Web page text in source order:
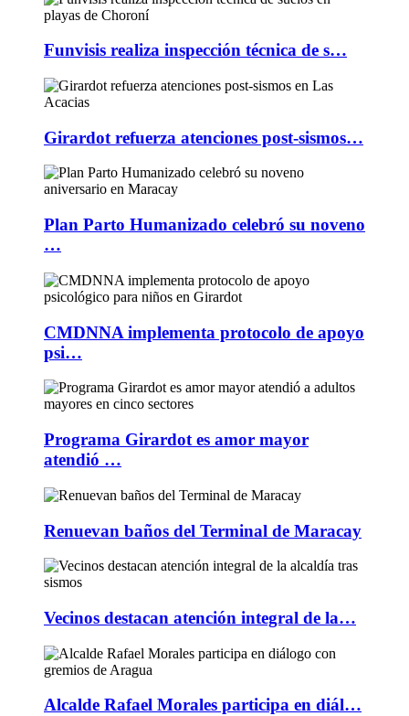
Funvisis realiza inspección técnica de s…
Girardot refuerza atenciones post-sismos…
Plan Parto Humanizado celebró su noveno
…
CMDNNA implementa protocolo de apoyo
psi…
Programa Girardot es amor mayor
atendió …
Renuevan baños del Terminal de Maracay
Vecinos destacan atención integral de la…
Alcalde Rafael Morales participa en diál…